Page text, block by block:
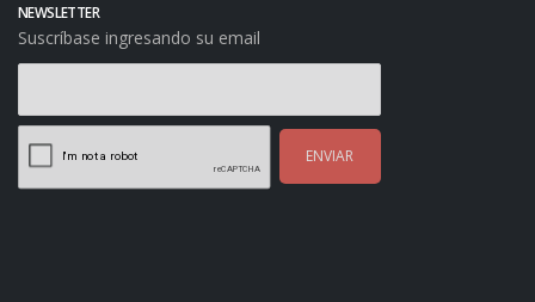
NEWSLETTER
Suscríbase ingresando su email
ENVIAR